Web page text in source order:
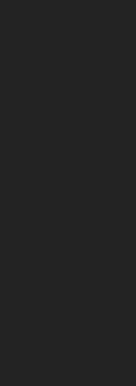
Ưu nhược
Nên chọn nhẫn